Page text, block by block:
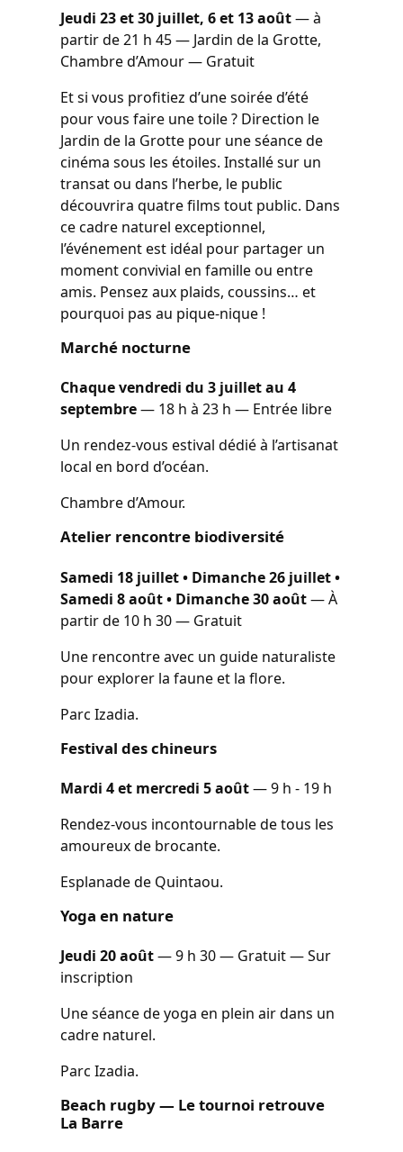
Jeudi 23 et 30 juillet, 6 et 13 août— à
partir de 21 h 45 — Jardin de la Grotte,
Chambre d’Amour — Gratuit
Et si vous profitiez d’une soirée d’été
pour vous faire une toile ? Direction le
Jardin de la Grotte pour une séance de
cinéma sous les étoiles. Installé sur un
transat ou dans l’herbe, le public
découvrira quatre films tout public. Dans
ce cadre naturel exceptionnel,
l’événement est idéal pour partager un
moment convivial en famille ou entre
amis. Pensez aux plaids, coussins… et
pourquoi pas au pique-nique !
Marché nocturne
Chaque vendredi du 3 juillet au 4
septembre— 18 h à 23 h — Entrée libre
Un rendez-vous estival dédié à l’artisanat
local en bord d’océan.
Chambre d’Amour.
Atelier rencontre biodiversité
Samedi 18 juillet • Dimanche 26 juillet •
Samedi 8 août • Dimanche 30 août— À
partir de 10 h 30 — Gratuit
Une rencontre avec un guide naturaliste
pour explorer la faune et la flore.
Parc Izadia.
Festival des chineurs
Mardi 4 et mercredi 5 août— 9 h - 19 h
Rendez-vous incontournable de tous les
amoureux de brocante.
Esplanade de Quintaou.
Yoga en nature
Jeudi 20 août— 9 h 30 — Gratuit — Sur
inscription
Une séance de yoga en plein air dans un
cadre naturel.
Parc Izadia.
Beach rugby — Le tournoi retrouve
La Barre